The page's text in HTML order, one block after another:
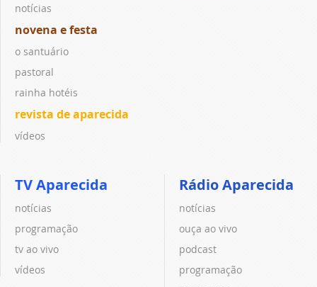
notícias
novena e festa
o santuário
pastoral
rainha hotéis
revista de aparecida
vídeos
TV Aparecida
notícias
programação
tv ao vivo
vídeos
Rádio Aparecida
notícias
ouça ao vivo
podcast
programação